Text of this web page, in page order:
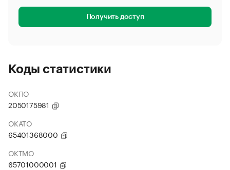
Получить доступ
Коды статистики
ОКПО
2050175981
ОКАТО
65401368000
ОКТМО
65701000001